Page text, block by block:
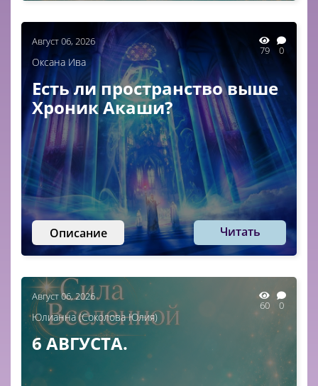
Август 06, 2026
79 0
Оксана Ива
Есть ли пространство выше
Хроник Акаши?
Описание Читать
Август 06, 2026
60 0
Юлианна (Соколова Юлия)
6 АВГУСТА.